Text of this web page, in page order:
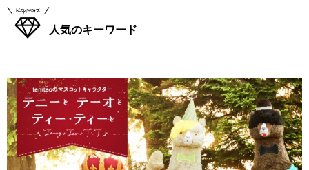
人気のキーワード